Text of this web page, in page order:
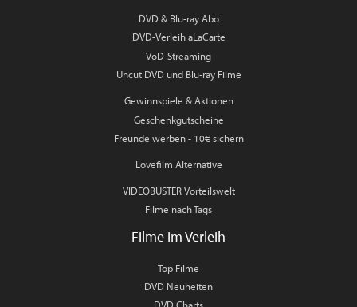
DVD & Blu-ray Abo
DVD-Verleih aLaCarte
VoD-Streaming
Uncut DVD und Blu-ray Filme
Gewinnspiele & Aktionen
Geschenkgutscheine
Freunde werben - 10€ sichern
Lovefilm Alternative
VIDEOBUSTER Vorteilswelt
Filme nach Tags
Filme im Verleih
Top Filme
DVD Neuheiten